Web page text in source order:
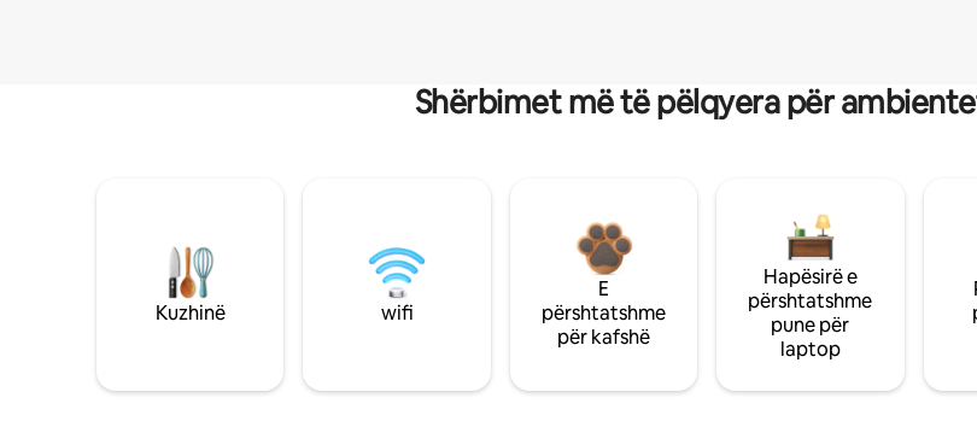
Shërbimet më të pëlqyera për
Kuzhinë wifi
E
përshtatshme
për kafshë
Hapësirë e
përshtatshme
pune për
laptop